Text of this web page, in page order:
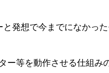
発想で今までになかっ
ー等を動作させる仕組み